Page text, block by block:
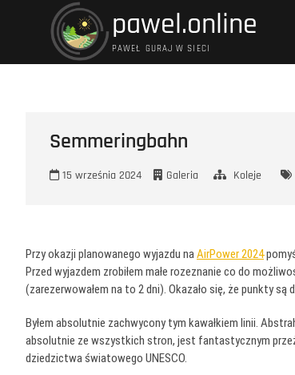
pawel.online
PAWEŁ GURAJ W SIECI
Semmeringbahn
15 września 2024 Galeria Koleje
Przy okazji planowanego wyjazdu naAirPower 2024
Przed wyjazdem zrobiłem małe rozeznanie co do
(zarezerwowałem na to 2 dni). Okazało się, że punkty
Byłem absolutnie zachwycony tym kawałkiem linii.
absolutnie ze wszystkich stron, jest fantastycznym
dziedzictwa światowego UNESCO.